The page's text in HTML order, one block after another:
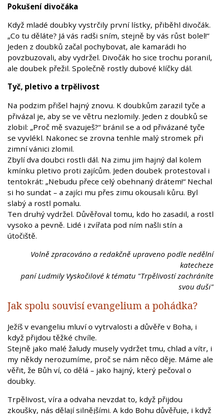
Pokušení divočáka
Když mladé doubky vystrčily první lístky, přiběhl divočák.
„Co tu děláte? Já vás radši sním, stejně by vás růst bolel!“
Jeden z doubků začal pochybovat, ale kamarádi ho
povzbuzovali, aby vydržel. Divočák ho sice trochu poranil,
ale doubek přežil. Společně rostly dubové klíčky dál.
Tyč, pletivo a trpělivost
Na podzim přišel hajný znovu. K doubkům zarazil tyče a
přivázal je, aby se ve větru nezlomily. Jeden z doubků se
zlobil: „Proč mě svazuješ?“ bránil se a od přivázané tyče
se vyvlékl. Nakonec se zrovna tenhle malý stromek při
zimní vánici zlomil.
Zbylí dva doubci rostli dál. Na zimu jim hajný dal kolem
kmínku pletivo proti zajícům. Jeden doubek protestoval i
tentokrát: „Nebudu přece celý obehnaný drátem!“ Nechal
si ho sundat – a zajíci mu přes zimu okousali kůru. Byl
slabý a rostl pomalu.
Ten druhý vydržel. Důvěřoval tomu, kdo ho zasadil, a rostl
vysoko a pevně. Lidé i zvířata pod ním našli stín a
útočiště.
Volně zpracováno a redakčně upraveno podle nedělní
katecheze
paní Ludmily Vyskočilové k tématu "Trpělivostí zachráníte
svou duši"
Jak spolu souvisí evangelium a pohádka?
Ježíš v evangeliu mluví o vytrvalosti a důvěře v Boha, i
když přijdou těžké chvíle.
Stejně jako malé žaludy musely vydržet tmu, chlad a vítr, i
my někdy nerozumíme, proč se nám něco děje. Máme ale
věřit, že Bůh ví, co dělá – jako hajný, který pečoval o
doubky.
Trpělivost, víra a odvaha nevzdat to, když přijdou
zkoušky, nás dělají silnějšími. A kdo Bohu důvěřuje, i když